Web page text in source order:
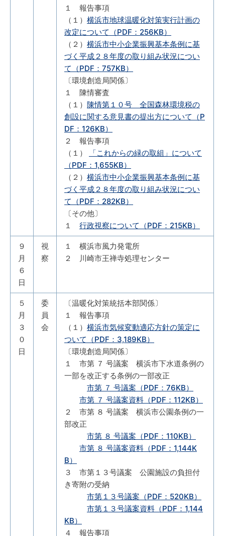
１ 報告事項
（１） 横浜市地球温暖化対策実行計画の
改定について（PDF：256KB）
（２） 横浜市中小企業振興基本条例に基
づく平成２８年度の取り組み状況につい
て（PDF：757KB）
〔環境創造局関係〕
１ 陳情審査
（１） 陳情第１０号 全国森林環境税の
創設に関する意見書の提出方について（P
DF：126KB）
２ 報告事項
（１）
「これからの緑の取組」について
（PDF：1,655KB）
（２） 横浜市中小企業振興基本条例に基
づく平成２８年度の取り組み状況につい
て（PDF：282KB）
〔その他〕
１ 行政視察について（PDF：215KB）
９
月
６
日
視
察
１ 横浜市風力発電所
２ 川崎市王禅寺処理センター
５
月
３
０
日
委
員
会
〔温暖化対策統括本部関係〕
１ 報告事項
（１） 横浜市気候変動適応方針の策定に
ついて（PDF：3,189KB）
〔環境創造局関係〕
１ 市第 ７ 号議案 横浜市下水道条例の
一部を改正する条例の一部改正
市第 ７ 号議案（PDF：76KB）
市第 ７ 号議案資料（PDF：112KB）
２ 市第 ８ 号議案 横浜市公園条例の一
部改正
市第 ８ 号議案（PDF：110KB）
市第 ８ 号議案資料（PDF：1,144K
B）
３ 市第１３号議案 公園施設の負担付
き寄附の受納
市第１３号議案（PDF：520KB）
市第１３号議案資料（PDF：1,144
KB）
４ 報告事項